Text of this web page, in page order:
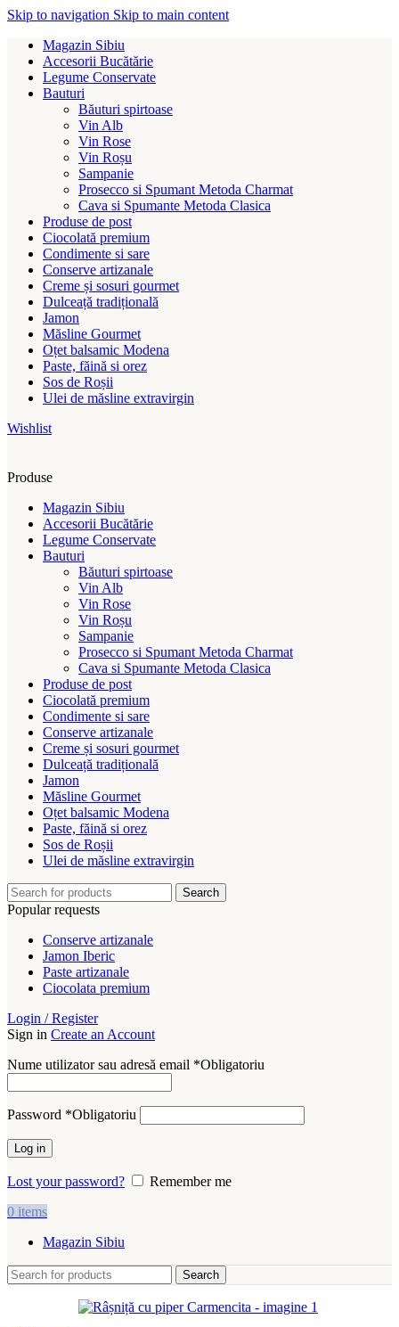
Skip to navigation Skip to main content
Magazin Sibiu
Accesorii Bucătărie
Legume Conservate
Bauturi
Băuturi spirtoase
Vin Alb
Vin Rose
Vin Roșu
Sampanie
Prosecco si Spumant Metoda Charmat
Cava si Spumante Metoda Clasica
Produse de post
Ciocolată premium
Condimente si sare
Conserve artizanale
Creme și sosuri gourmet
Dulceață tradițională
Jamon
Măsline Gourmet
Oțet balsamic Modena
Paste, făină si orez
Sos de Roșii
Ulei de măsline extravirgin
Wishlist
Produse
Magazin Sibiu
Accesorii Bucătărie
Legume Conservate
Bauturi
Băuturi spirtoase
Vin Alb
Vin Rose
Vin Roșu
Sampanie
Prosecco si Spumant Metoda Charmat
Cava si Spumante Metoda Clasica
Produse de post
Ciocolată premium
Condimente si sare
Conserve artizanale
Creme și sosuri gourmet
Dulceață tradițională
Jamon
Măsline Gourmet
Oțet balsamic Modena
Paste, făină si orez
Sos de Roșii
Ulei de măsline extravirgin
Search
Popular requests
Conserve artizanale
Jamon Iberic
Paste artizanale
Ciocolata premium
Login / Register
Sign in Create an Account
Nume utilizator sau adresă email *Obligatoriu
Password *Obligatoriu
Log in
Lost your password?
Remember me
0 items
Magazin Sibiu
Search